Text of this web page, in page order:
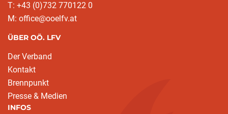
T: +43 (0)732 770122 0
M: office@ooelfv.at
ÜBER OÖ. LFV
Der Verband
Kontakt
Brennpunkt
Presse & Medien
INFOS